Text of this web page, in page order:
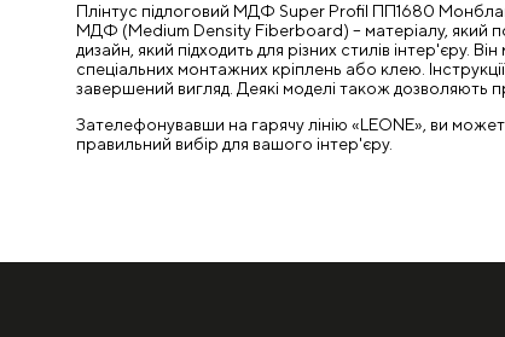
Плінтус підлоговий МДФ Super Profil ПП1680
МДФ (Medium Density Fiberboard) – матеріалу, який
дизайн, який підходить для різних стилів
спеціальних монтажних кріплень або клею.
завершений вигляд. Деякі моделі також дозволяють
Зателефонувавши на гарячу лінію «LEONE», ви
правильний вибір для вашого інтер'єру.